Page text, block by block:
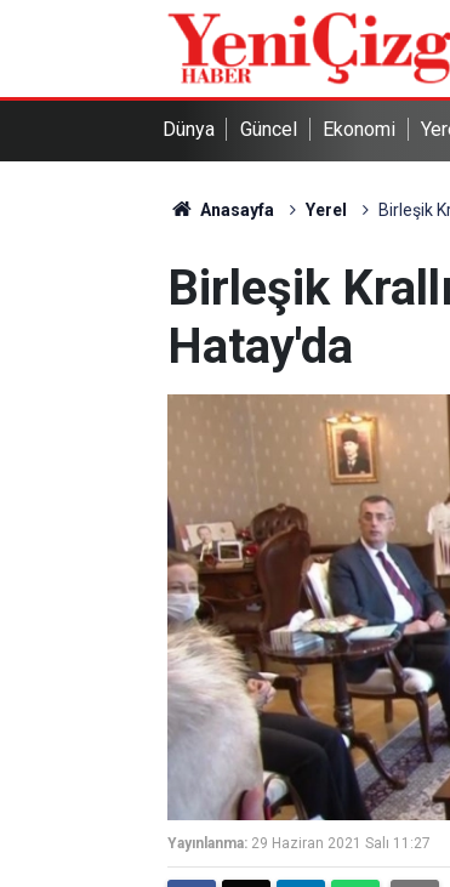
Dünya Güncel Ekonomi
Anasayfa Yerel Birleşik
Birleşik
Hatay'da
Yayınlanma: 29 Haziran 2021 Salı 11:27